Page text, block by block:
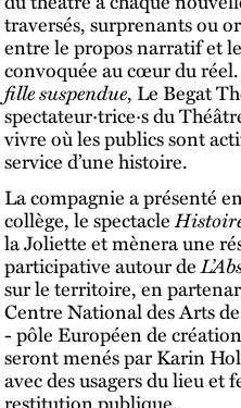
traversés, surprenants ou
entre le propos narratif et
convoquée au cœur du
fille suspendue, Le Begat
spectateur·trice·s du
vivre où les publics sont
service d’une histoire.
La compagnie a présenté
collège, le spectacle
la Joliette et mènera une
participative autour de
sur le territoire, en
Centre National des Arts
- pôle Européen de
seront menés par Karin
avec des usagers du lieu et
restitution publique.